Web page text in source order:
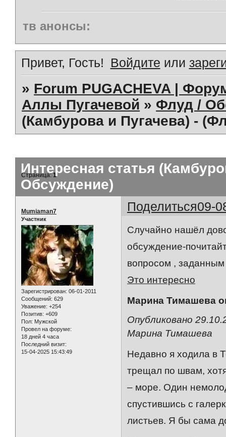
тв анонсы:
Привет, Гость! Войдите или
» Forum PUGACHEVA |
Аллы Пугачевой » Флуд /
(Камбурова и Пугачева) -
Интересная статья
Обсуждение)
Страница:1
Поделиться09-
Mumiaman7
Участник
Зарегистрирован: 06-01-2011
Сообщений: 629
Уважение: +254
Позитив: +609
Пол: Мужской
Провел на форуме:
18 дней 4 часа
Последний визит:
15-04-2025 15:43:49
Случайно нашёл
обсуждение-
вопросом ,
Это интересно
Марина Тимашева
Опубликовано
Марина Тимашева
Недавно я ходила в
трещал по швам,
– море. Один
спустившись с
листьев. Я бы сама